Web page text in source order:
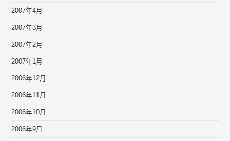
2007年4月
2007年3月
2007年2月
2007年1月
2006年12月
2006年11月
2006年10月
2006年9月